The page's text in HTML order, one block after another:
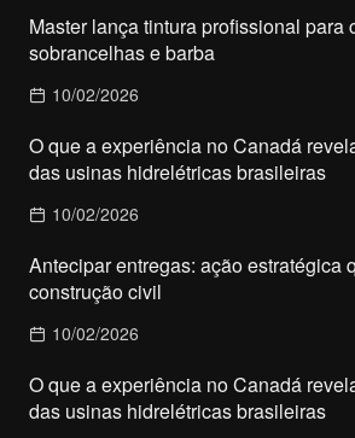
Master lança tintura profissional para
sobrancelhas e barba
10/02/2026
O que a experiência no Canadá
das usinas hidrelétricas brasileiras
10/02/2026
Antecipar entregas: ação estratégica
construção civil
10/02/2026
O que a experiência no Canadá
das usinas hidrelétricas brasileiras